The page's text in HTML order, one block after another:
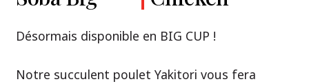
Désormais disponible en BIG CUP !
Notre succulent poulet Yakitori vous fera
Notre recommandation: découvrez le goût de
Ramen !